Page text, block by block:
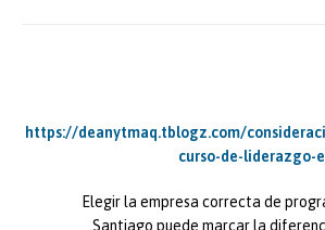
https://deanytmaq.tblogz.com/
curso-de-liderazgo-
Elegir la empresa correcta de
Santiago puede marcar la